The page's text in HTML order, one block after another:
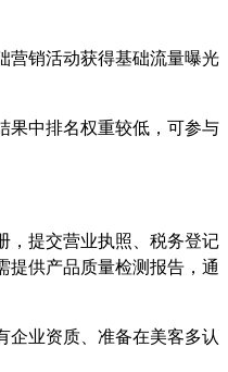
营销活动获得基础流量曝光
果中排名权重较低，可参与
，提交营业执照、税务登记
提供产品质量检测报告，通
企业资质、准备在美客多认